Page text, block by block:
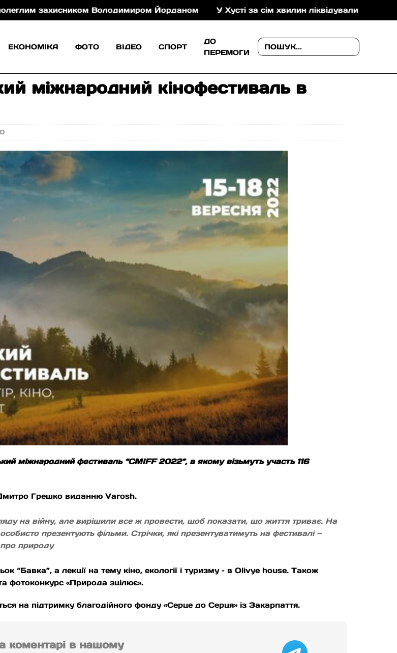
Володимиром Йорданом У Хусті за сім хвилин ліквідували пожежу в
ЕКОНОМІКА ФОТО ВІДЕО СПОРТ
ДО
ПЕРЕМОГИ
міжнародний кінофестиваль в
0
міжнародний фестиваль “CMIFF 2022”, в якому візьмуть участь 116
Грешко виданню Varosh.
на війну, але вирішили все ж провести, щоб показати, що життя триває. На
презентують фільми. Стрічки, які презентуватимуть на фестивалі —
природу
“Бавка”, а лекції на тему кіно, екології і туризму – в Olivye house. Також
фотоконкурс «Природа зцілює».
на підтримку благодійного фонду «Серце до Серця» із Закарпаття.
коментарі в нашому